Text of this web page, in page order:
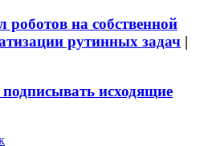
на собственной
рутинных задач |
исходящие